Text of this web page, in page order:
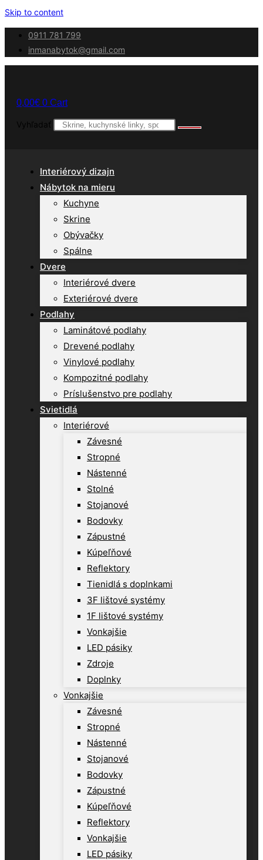
Skip to content
0911 781 799
inmanabytok@gmail.com
0,00€ 0 Cart
Vyhľadať
Interiérový dizajn
Nábytok na mieru
Kuchyne
Skrine
Obývačky
Spálne
Dvere
Interiérové dvere
Exteriérové dvere
Podlahy
Laminátové podlahy
Drevené podlahy
Vinylové podlahy
Kompozitné podlahy
Príslušenstvo pre podlahy
Svietidlá
Interiérové
Závesné
Stropné
Nástenné
Stolné
Stojanové
Bodovky
Zápustné
Kúpeľňové
Reflektory
Tienidlá s doplnkami
3F lištové systémy
1F lištové systémy
Vonkajšie
LED pásiky
Zdroje
Doplnky
Vonkajšie
Závesné
Stropné
Nástenné
Stojanové
Bodovky
Zápustné
Kúpeľňové
Reflektory
Vonkajšie
LED pásiky